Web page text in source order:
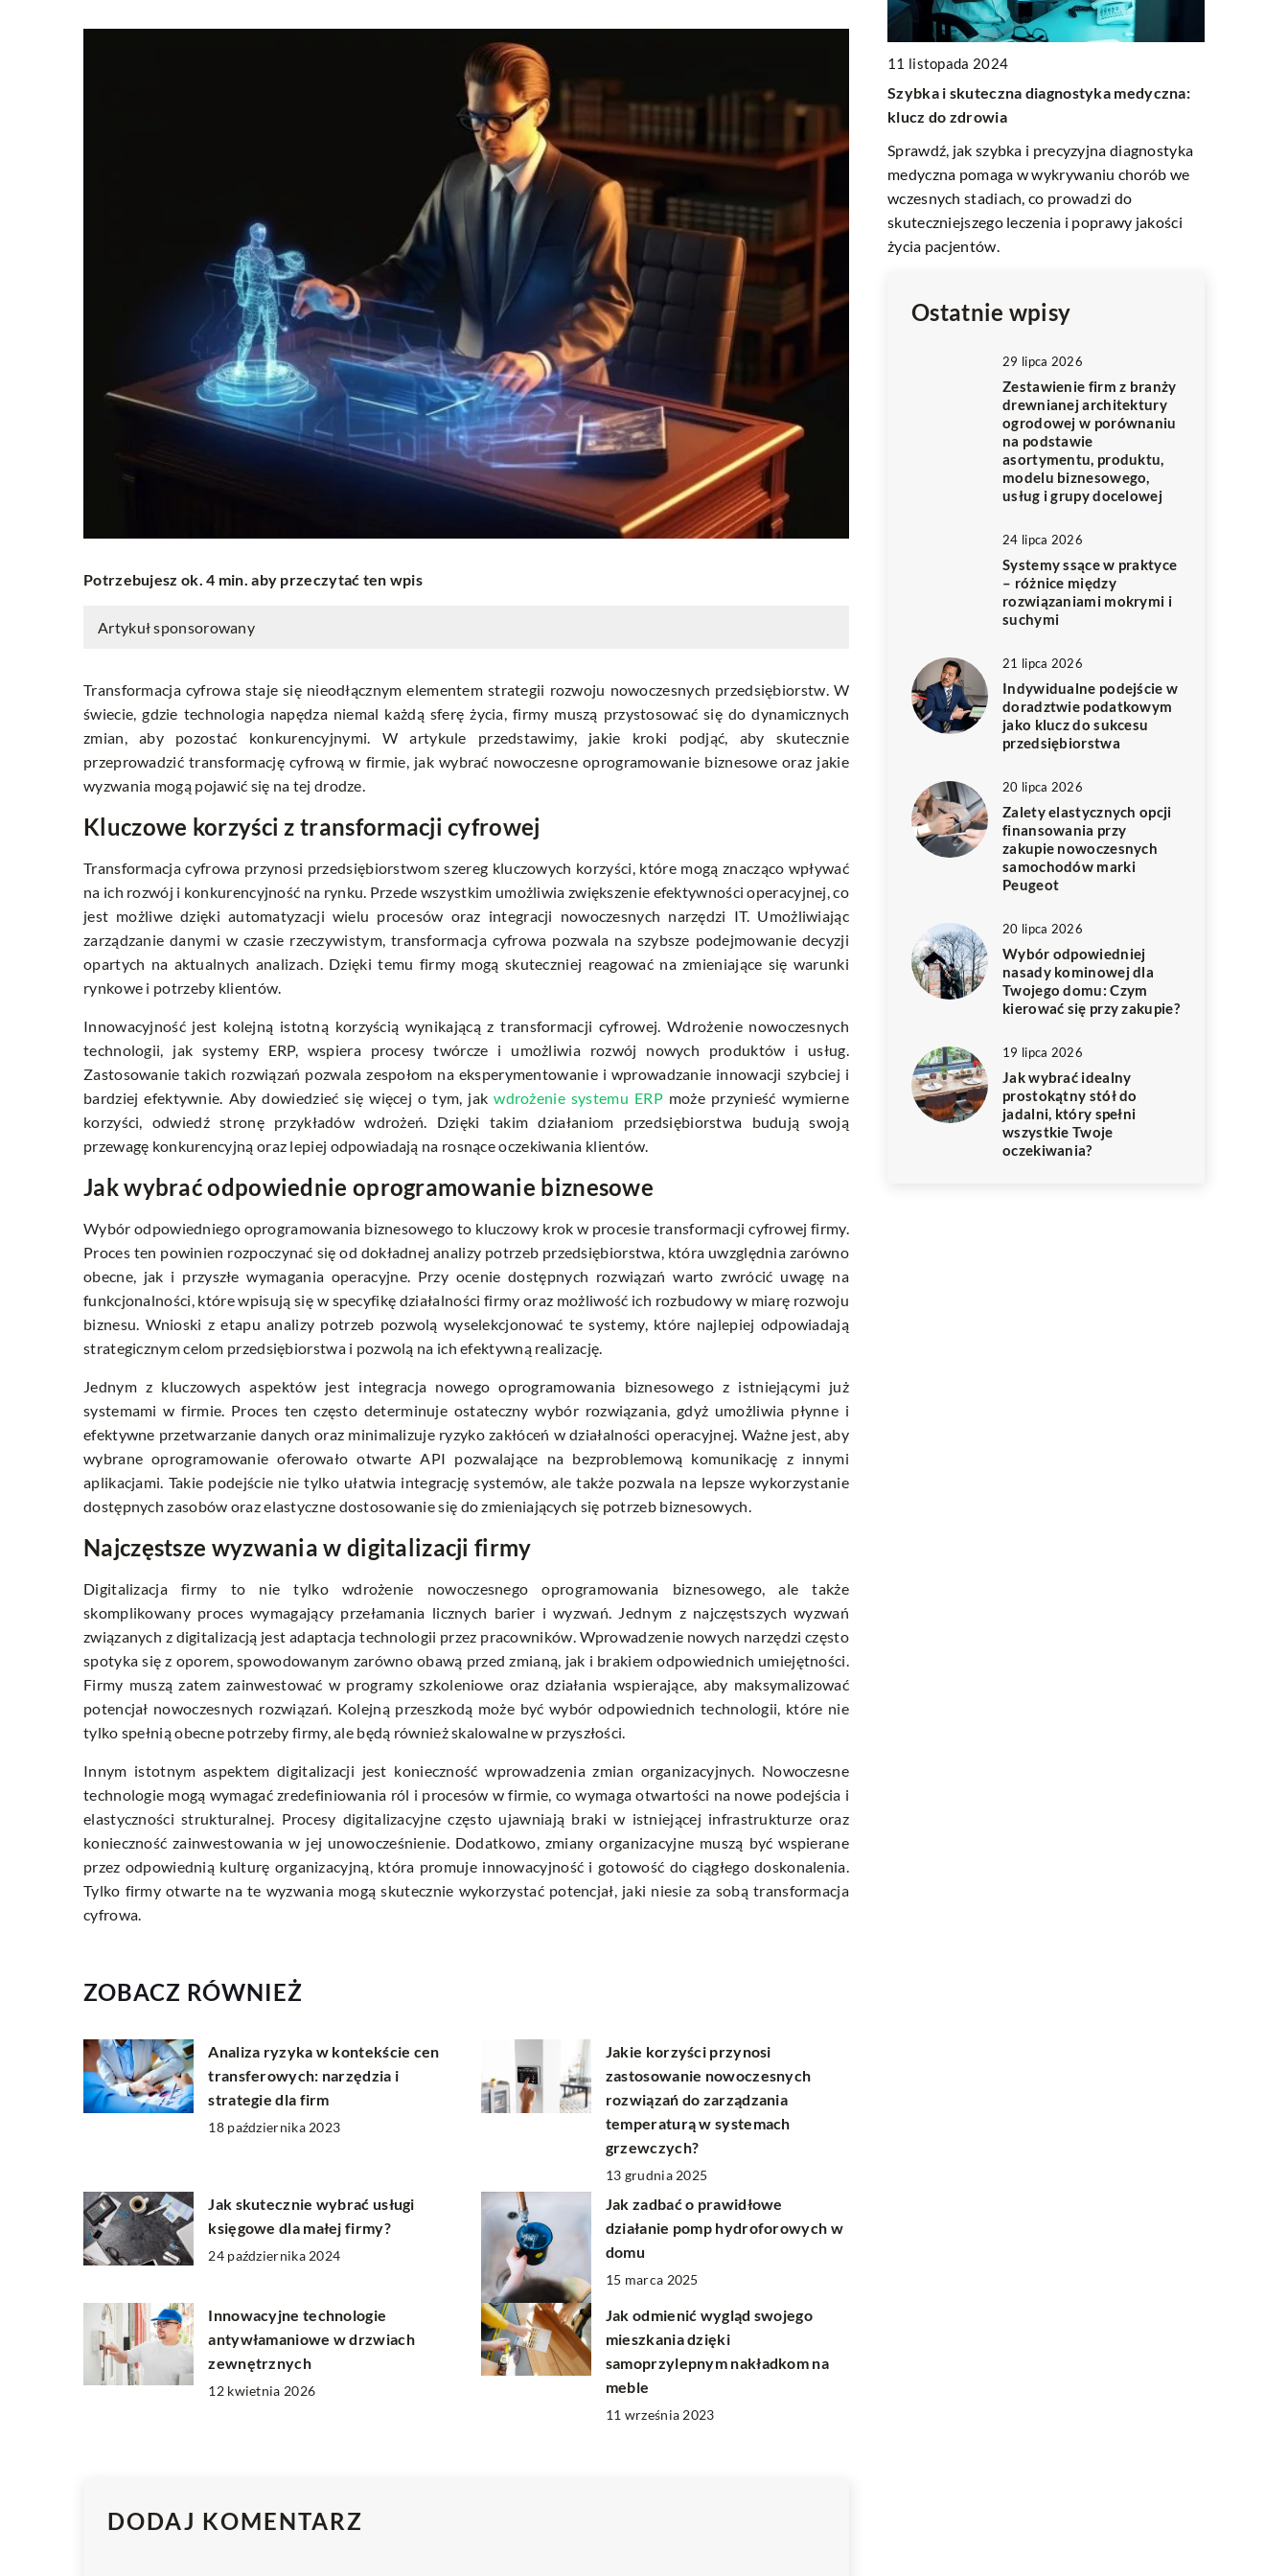
Potrzebujesz ok. 4 min. aby przeczytać ten wpis
Artykuł sponsorowany
Transformacja cyfrowa staje się nieodłącznym elementem strategii rozwoju nowoczesnych przedsiębiorstw. W
świecie, gdzie technologia napędza niemal każdą sferę życia, firmy muszą przystosować się do dynamicznych
zmian, aby pozostać konkurencyjnymi. W artykule przedstawimy, jakie kroki podjąć, aby skutecznie
przeprowadzić transformację cyfrową w firmie, jak wybrać nowoczesne oprogramowanie biznesowe oraz jakie
wyzwania mogą pojawić się na tej drodze.
Kluczowe korzyści z transformacji cyfrowej
Transformacja cyfrowa przynosi przedsiębiorstwom szereg kluczowych korzyści, które mogą znacząco wpływać
na ich rozwój i konkurencyjność na rynku. Przede wszystkim umożliwia zwiększenie efektywności operacyjnej, co
jest możliwe dzięki automatyzacji wielu procesów oraz integracji nowoczesnych narzędzi IT. Umożliwiając
zarządzanie danymi w czasie rzeczywistym, transformacja cyfrowa pozwala na szybsze podejmowanie decyzji
opartych na aktualnych analizach. Dzięki temu firmy mogą skuteczniej reagować na zmieniające się warunki
rynkowe i potrzeby klientów.
Innowacyjność jest kolejną istotną korzyścią wynikającą z transformacji cyfrowej. Wdrożenie nowoczesnych
technologii, jak systemy ERP, wspiera procesy twórcze i umożliwia rozwój nowych produktów i usług.
Zastosowanie takich rozwiązań pozwala zespołom na eksperymentowanie i wprowadzanie innowacji szybciej i
bardziej efektywnie. Aby dowiedzieć się więcej o tym, jakwdrożenie systemu ERPmoże przynieść wymierne
korzyści, odwiedź stronę przykładów wdrożeń. Dzięki takim działaniom przedsiębiorstwa budują swoją
przewagę konkurencyjną oraz lepiej odpowiadają na rosnące oczekiwania klientów.
Jak wybrać odpowiednie oprogramowanie biznesowe
Wybór odpowiedniego oprogramowania biznesowego to kluczowy krok w procesie transformacji cyfrowej firmy.
Proces ten powinien rozpoczynać się od dokładnej analizy potrzeb przedsiębiorstwa, która uwzględnia zarówno
obecne, jak i przyszłe wymagania operacyjne. Przy ocenie dostępnych rozwiązań warto zwrócić uwagę na
funkcjonalności, które wpisują się w specyfikę działalności firmy oraz możliwość ich rozbudowy w miarę rozwoju
biznesu. Wnioski z etapu analizy potrzeb pozwolą wyselekcjonować te systemy, które najlepiej odpowiadają
strategicznym celom przedsiębiorstwa i pozwolą na ich efektywną realizację.
Jednym z kluczowych aspektów jest integracja nowego oprogramowania biznesowego z istniejącymi już
systemami w firmie. Proces ten często determinuje ostateczny wybór rozwiązania, gdyż umożliwia płynne i
efektywne przetwarzanie danych oraz minimalizuje ryzyko zakłóceń w działalności operacyjnej. Ważne jest, aby
wybrane oprogramowanie oferowało otwarte API pozwalające na bezproblemową komunikację z innymi
aplikacjami. Takie podejście nie tylko ułatwia integrację systemów, ale także pozwala na lepsze wykorzystanie
dostępnych zasobów oraz elastyczne dostosowanie się do zmieniających się potrzeb biznesowych.
Najczęstsze wyzwania w digitalizacji firmy
Digitalizacja firmy to nie tylko wdrożenie nowoczesnego oprogramowania biznesowego, ale także
skomplikowany proces wymagający przełamania licznych barier i wyzwań. Jednym z najczęstszych wyzwań
związanych z digitalizacją jest adaptacja technologii przez pracowników. Wprowadzenie nowych narzędzi często
spotyka się z oporem, spowodowanym zarówno obawą przed zmianą, jak i brakiem odpowiednich umiejętności.
Firmy muszą zatem zainwestować w programy szkoleniowe oraz działania wspierające, aby maksymalizować
potencjał nowoczesnych rozwiązań. Kolejną przeszkodą może być wybór odpowiednich technologii, które nie
tylko spełnią obecne potrzeby firmy, ale będą również skalowalne w przyszłości.
Innym istotnym aspektem digitalizacji jest konieczność wprowadzenia zmian organizacyjnych. Nowoczesne
technologie mogą wymagać zredefiniowania ról i procesów w firmie, co wymaga otwartości na nowe podejścia i
elastyczności strukturalnej. Procesy digitalizacyjne często ujawniają braki w istniejącej infrastrukturze oraz
konieczność zainwestowania w jej unowocześnienie. Dodatkowo, zmiany organizacyjne muszą być wspierane
przez odpowiednią kulturę organizacyjną, która promuje innowacyjność i gotowość do ciągłego doskonalenia.
Tylko firmy otwarte na te wyzwania mogą skutecznie wykorzystać potencjał, jaki niesie za sobą transformacja
cyfrowa.
ZOBACZ RÓWNIEŻ
Analiza ryzyka w kontekście cen
transferowych: narzędzia i
strategie dla firm
18 października 2023
Jakie korzyści przynosi
zastosowanie nowoczesnych
rozwiązań do zarządzania
temperaturą w systemach
grzewczych?
13 grudnia 2025
Jak skutecznie wybrać usługi
księgowe dla małej firmy?
24 października 2024
Jak zadbać o prawidłowe
działanie pomp hydroforowych w
domu
15 marca 2025
Innowacyjne technologie
antywłamaniowe w drzwiach
zewnętrznych
12 kwietnia 2026
Jak odmienić wygląd swojego
mieszkania dzięki
samoprzylepnym nakładkom na
meble
11 września 2023
DODAJ KOMENTARZ
Zadośćuczynienie za śmierć członka rodziny
z OC sprawcy – co warto wiedzieć?
Śmierć bliskiej osoby w wyniku wypadku
komunikacyjnego to ogromna tragedia. Poza
bólem emocjonalnym, rodzina często mierzy
się z trudnościami finansowymi.
20 grudnia 2024
Jak odzież antyelektrostatyczna wpływa na
bezpieczeństwo w miejscu pracy?
Odzież antyelektrostatyczna to kluczowy
element ochrony w miejscu pracy,
minimalizujący ryzyko związane z
wyładowaniami elektrostatycznymi i
poprawiający bezpieczeństwo pracowników.
11 listopada 2024
Szybka i skuteczna diagnostyka medyczna:
klucz do zdrowia
Sprawdź, jak szybka i precyzyjna diagnostyka
medyczna pomaga w wykrywaniu chorób we
wczesnych stadiach, co prowadzi do
skuteczniejszego leczenia i poprawy jakości
życia pacjentów.
Ostatnie wpisy
29 lipca 2026
Zestawienie firm z branży
drewnianej architektury
ogrodowej w porównaniu
na podstawie
asortymentu, produktu,
modelu biznesowego,
usług i grupy docelowej
24 lipca 2026
Systemy ssące w praktyce
– różnice między
rozwiązaniami mokrymi i
suchymi
21 lipca 2026
Indywidualne podejście w
doradztwie podatkowym
jako klucz do sukcesu
przedsiębiorstwa
20 lipca 2026
Zalety elastycznych opcji
finansowania przy
zakupie nowoczesnych
samochodów marki
Peugeot
20 lipca 2026
Wybór odpowiedniej
nasady kominowej dla
Twojego domu: Czym
kierować się przy zakupie?
19 lipca 2026
Jak wybrać idealny
prostokątny stół do
jadalni, który spełni
wszystkie Twoje
oczekiwania?